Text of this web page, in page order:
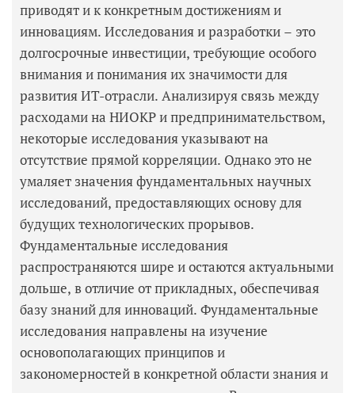
приводят и к конкретным достижениям и
инновациям. Исследования и разработки – это
долгосрочные инвестиции, требующие особого
внимания и понимания их значимости для
развития ИТ-отрасли. Анализируя связь между
расходами на НИОКР и предпринимательством,
некоторые исследования указывают на
отсутствие прямой корреляции. Однако это не
умаляет значения фундаментальных научных
исследований, предоставляющих основу для
будущих технологических прорывов.
Фундаментальные исследования
распространяются шире и остаются актуальными
дольше, в отличие от прикладных, обеспечивая
базу знаний для инноваций. Фундаментальные
исследования направлены на изучение
основополагающих принципов и
закономерностей в конкретной области знания и